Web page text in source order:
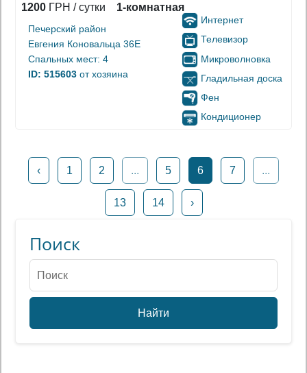
1200 ГРН / сутки 1-комнатная
Печерский район
Евгения Коновальца 36Е
Спальных мест: 4
ID: 515603 от хозяина
Интернет
Телевизор
Микроволновка
Гладильная доска
Фен
Кондиционер
‹ 1 2 ... 5 6 7 ...
13 14 ›
Поиск
Найти